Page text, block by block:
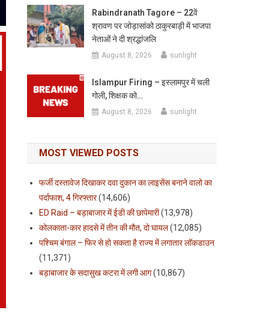
Rabindranath Tagore – 22वें
श्रावण पर जोड़ासांको ठाकुरबाड़ी में भाजपा
नेताओं ने दी श्रद्धांजलि
August 8, 2026 sunlight
Islampur Firing – इस्लामपुर में चली
गोली, शिक्षक को…
August 8, 2026 sunlight
MOST VIEWED POSTS
फर्जी दस्तावेज दिखाकर दवा दुकान का लाइसेंस बनाने वालो का
पर्दाफाश, 4 गिरफ्तार(14,606)
ED Raid – बड़ाबाजार में ईडी की छापेमारी(13,978)
कोलकाता-कार हादसे में तीन की मौत, दो घायल(12,085)
पश्चिम बंगाल – फिर से हो सकता है राज्य में लगातार लॉकडाउन
(11,371)
बड़ाबाजार के सदासुख कटरा में लगी आग(10,867)